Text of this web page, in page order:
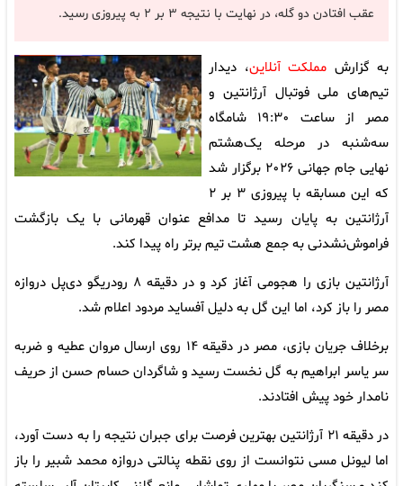
عقب افتادن دو گله، در نهایت با نتیجه ۳ بر ۲ به پیروزی رسید.
به گزارش مملکت آنلاین، دیدار
تیم‌های ملی فوتبال آرژانتین و
مصر از ساعت ۱۹:۳۰ شامگاه
سه‌شنبه در مرحله یک‌هشتم
نهایی جام جهانی ۲۰۲۶ برگزار شد
که این مسابقه با پیروزی ۳ بر ۲
آرژانتین به پایان رسید تا مدافع عنوان قهرمانی با یک بازگشت
فراموش‌نشدنی به جمع هشت تیم برتر راه پیدا کند.
آرژانتین بازی را هجومی آغاز کرد و در دقیقه ۸ رودریگو دی‌پل دروازه
مصر را باز کرد، اما این گل به دلیل آفساید مردود اعلام شد.
برخلاف جریان بازی، مصر در دقیقه ۱۴ روی ارسال مروان عطیه و ضربه
سر یاسر ابراهیم به گل نخست رسید و شاگردان حسام حسن از حریف
نامدار خود پیش افتادند.
در دقیقه ۲۱ آرژانتین بهترین فرصت برای جبران نتیجه را به دست آورد،
اما لیونل مسی نتوانست از روی نقطه پنالتی دروازه محمد شبیر را باز